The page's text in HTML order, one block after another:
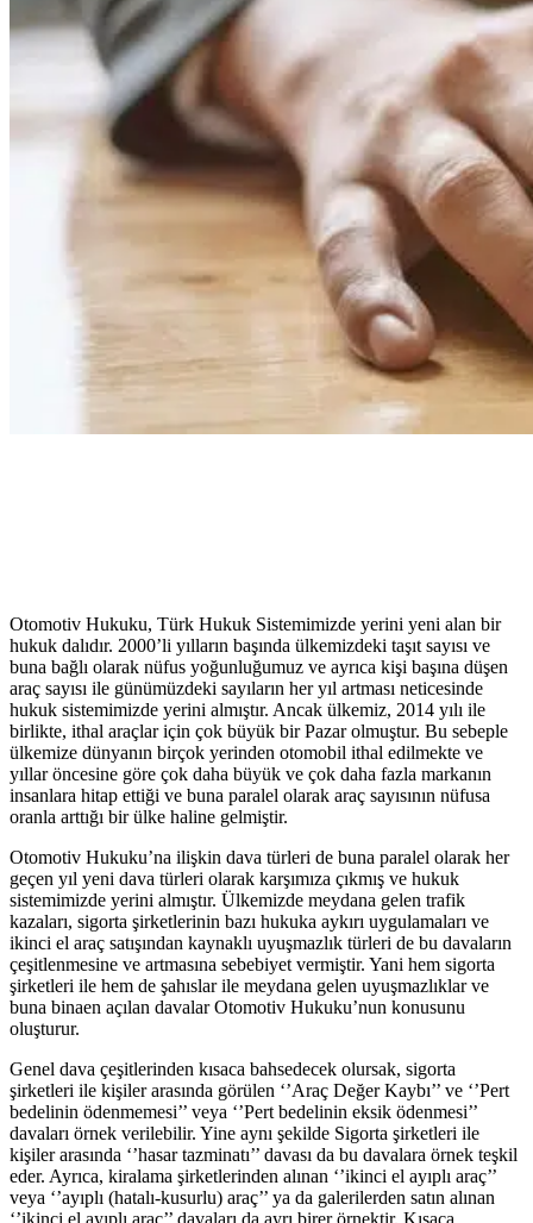
Otomotiv Hukuku, Türk Hukuk Sistemimizde yerini yeni alan bir
hukuk dalıdır. 2000’li yılların başında ülkemizdeki taşıt sayısı ve
buna bağlı olarak nüfus yoğunluğumuz ve ayrıca kişi başına düşen
araç sayısı ile günümüzdeki sayıların her yıl artması neticesinde
hukuk sistemimizde yerini almıştır. Ancak ülkemiz, 2014 yılı ile
birlikte, ithal araçlar için çok büyük bir Pazar olmuştur. Bu sebeple
ülkemize dünyanın birçok yerinden otomobil ithal edilmekte ve
yıllar öncesine göre çok daha büyük ve çok daha fazla markanın
insanlara hitap ettiği ve buna paralel olarak araç sayısının nüfusa
oranla arttığı bir ülke haline gelmiştir.
Otomotiv Hukuku’na ilişkin dava türleri de buna paralel olarak her
geçen yıl yeni dava türleri olarak karşımıza çıkmış ve hukuk
sistemimizde yerini almıştır. Ülkemizde meydana gelen trafik
kazaları, sigorta şirketlerinin bazı hukuka aykırı uygulamaları ve
ikinci el araç satışından kaynaklı uyuşmazlık türleri de bu davaların
çeşitlenmesine ve artmasına sebebiyet vermiştir. Yani hem sigorta
şirketleri ile hem de şahıslar ile meydana gelen uyuşmazlıklar ve
buna binaen açılan davalar Otomotiv Hukuku’nun konusunu
oluşturur.
Genel dava çeşitlerinden kısaca bahsedecek olursak, sigorta
şirketleri ile kişiler arasında görülen ‘’Araç Değer Kaybı’’ ve ‘’Pert
bedelinin ödenmemesi’’ veya ‘’Pert bedelinin eksik ödenmesi’’
davaları örnek verilebilir. Yine aynı şekilde Sigorta şirketleri ile
kişiler arasında ‘’hasar tazminatı’’ davası da bu davalara örnek teşkil
eder. Ayrıca, kiralama şirketlerinden alınan ‘’ikinci el ayıplı araç’’
veya ‘’ayıplı (hatalı-kusurlu) araç’’ ya da galerilerden satın alınan
‘’ikinci el ayıplı araç’’ davaları da ayrı birer örnektir. Kısaca